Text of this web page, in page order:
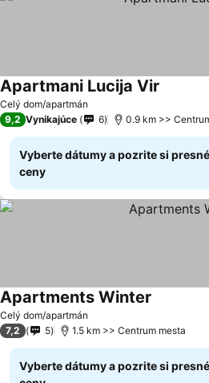
Celý dom/apartmán
Apartmani Lucija Vir
9,2 Vynikajúce 6 0.9 km >>
Vyberte dátumy a pozrite si presné
ceny
Celý dom/apartmán
Apartments Winter
7,2 5 1.5 km >> Centrum mesta
Vyberte dátumy a pozrite si presné